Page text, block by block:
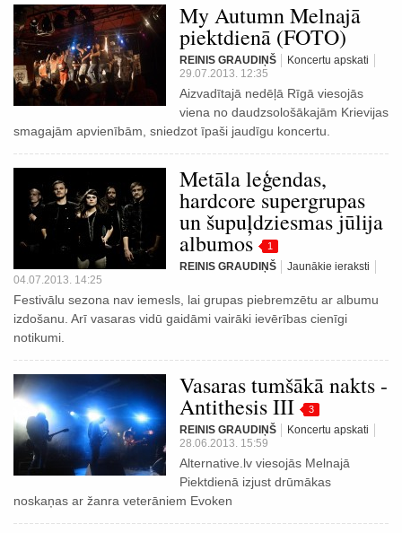
My Autumn Melnajā
piektdienā (FOTO)
REINIS GRAUDIŅŠ
Koncertu apskati
29.07.2013. 12:35
Aizvadītajā nedēļā Rīgā viesojās
viena no daudzsološākajām Krievijas
smagajām apvienībām, sniedzot īpaši jaudīgu koncertu.
Metāla leģendas,
hardcore supergrupas
un šupuļdziesmas jūlija
albumos 1
REINIS GRAUDIŅŠ
Jaunākie ieraksti
04.07.2013. 14:25
Festivālu sezona nav iemesls, lai grupas piebremzētu ar albumu
izdošanu. Arī vasaras vidū gaidāmi vairāki ievērības cienīgi
notikumi.
Vasaras tumšākā nakts -
Antithesis III 3
REINIS GRAUDIŅŠ
Koncertu apskati
28.06.2013. 15:59
Alternative.lv viesojās Melnajā
Piektdienā izjust drūmākas
noskaņas ar žanra veterāniem Evoken